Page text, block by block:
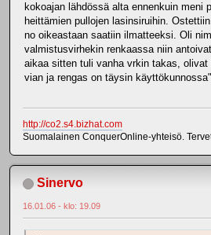
kokoajan lähdössä alta ennenkuin meni
heittämien pullojen lasinsiruihin.
no oikeastaan saatiin ilmatteeksi. Oli
valmistusvirhekin renkaassa niin
aikaa sitten tuli vanha vrkin takas,
vian ja rengas on täysin
http://co2.s4.bizhat.com
Suomalainen ConquerOnline-yhteisö.
Sinervo
16.01.06 - klo: 19.09